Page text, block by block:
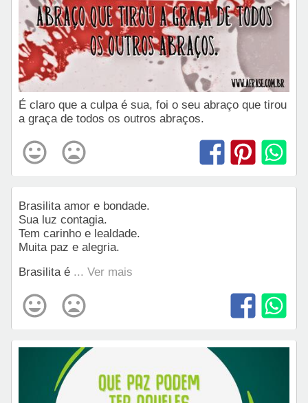
É claro que a culpa é sua, foi o seu abraço que tirou
a graça de todos os outros abraços.
Brasilita amor e bondade.
Sua luz contagia.
Tem carinho e lealdade.
Muita paz e alegria.
Brasilita é ... Ver mais